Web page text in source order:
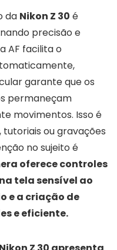
da Nikon Z 30 é
precisão e
AF facilita o
garante que os
permaneçam
movimentos. Isso é
ou gravações
no sujeito é
oferece controles
tela sensível ao
e a criação de
e eficiente.